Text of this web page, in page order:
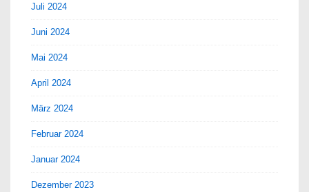
Juli 2024
Juni 2024
Mai 2024
April 2024
März 2024
Februar 2024
Januar 2024
Dezember 2023